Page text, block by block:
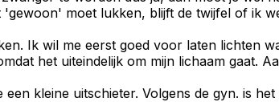
moet lukken, blijft de twijfel of ik
Ik wil me eerst goed voor laten lichten
het uiteindelijk om mijn lichaam gaat.
kleine uitschieter. Volgens de gyn. is